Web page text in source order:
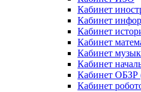
Кабинет
Кабинет
Кабинет
Кабинет
Кабинет
Кабинет
Кабинет
Кабинет